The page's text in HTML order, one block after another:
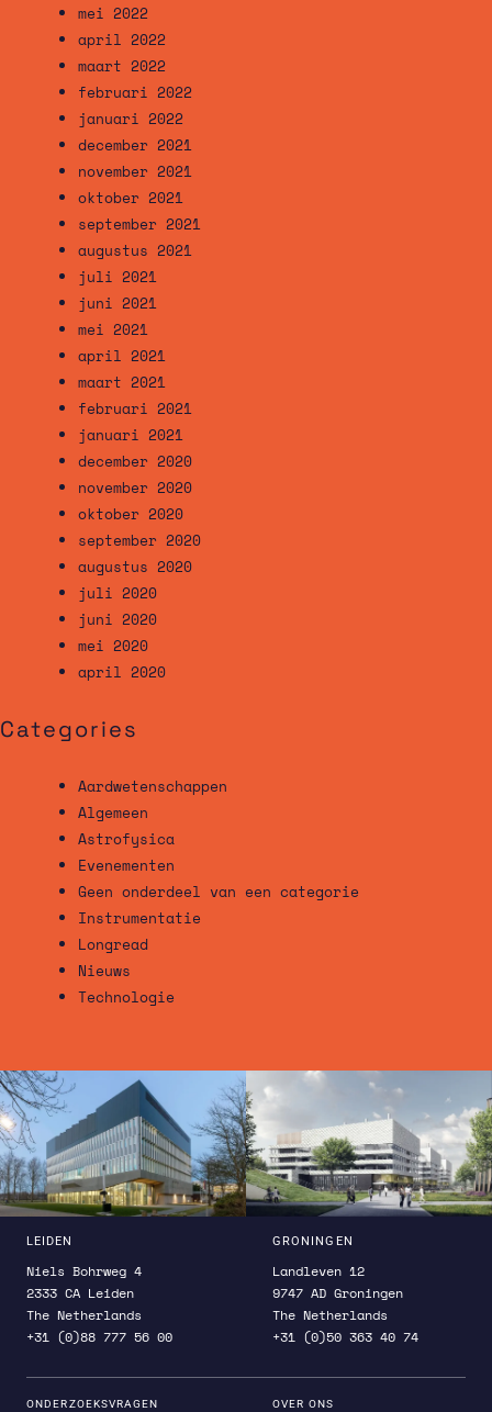
mei 2022
april 2022
maart 2022
februari 2022
januari 2022
december 2021
november 2021
oktober 2021
september 2021
augustus 2021
juli 2021
juni 2021
mei 2021
april 2021
maart 2021
februari 2021
januari 2021
december 2020
november 2020
oktober 2020
september 2020
augustus 2020
juli 2020
juni 2020
mei 2020
april 2020
Categories
Aardwetenschappen
Algemeen
Astrofysica
Evenementen
Geen onderdeel van een categorie
Instrumentatie
Longread
Nieuws
Technologie
LEIDEN
Niels Bohrweg 4
2333 CA Leiden
The Netherlands
+31 (0)88 777 56 00
GRONINGEN
Landleven 12
9747 AD Groningen
The Netherlands
+31 (0)50 363 40 74
ONDERZOEKSVRAGEN OVER ONS